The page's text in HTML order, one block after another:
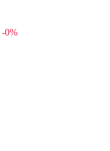
-0%